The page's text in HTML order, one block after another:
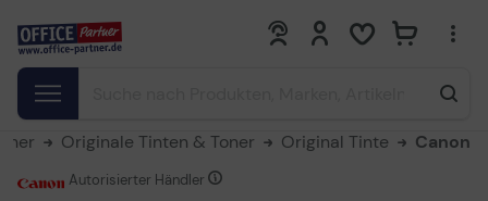
0 0
Originale Tinten & Toner Original Tinte Canon
Autorisierter Händler